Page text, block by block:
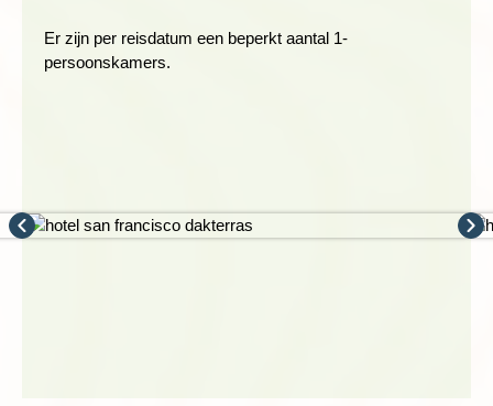
Vandaag rijden we in een uurtje naar Caminito del Rey, 'het
Koningspad'. Het is een wandelpad dat loopt van Alora naar
Er zijn per reisdatum een beperkt aantal 1-
persoonskamers.